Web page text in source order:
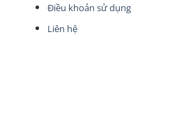
Điều khoản sử dụng
Liên hệ